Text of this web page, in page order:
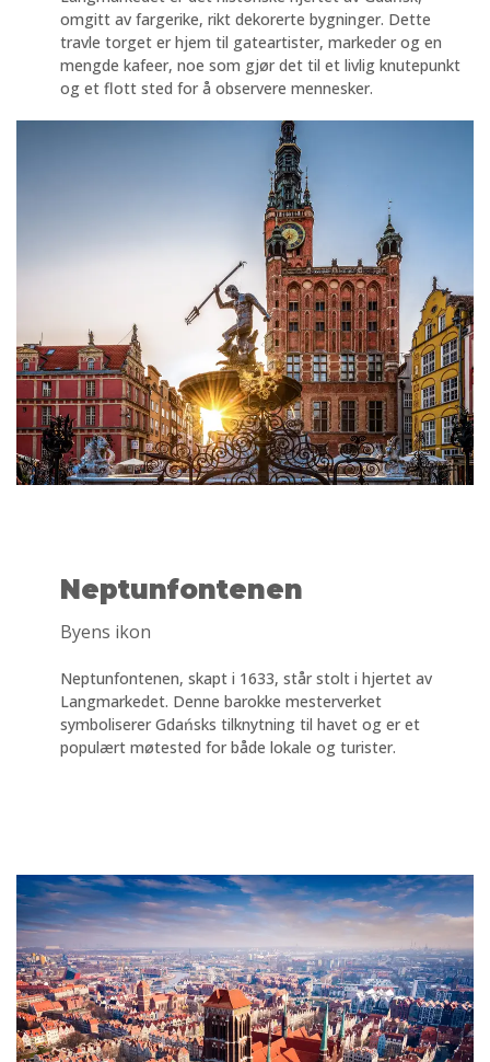
omgitt av fargerike, rikt dekorerte bygninger. Dette
travle torget er hjem til gateartister, markeder og en
mengde kafeer, noe som gjør det til et livlig knutepunkt
og et flott sted for å observere mennesker.
Neptunfontenen
Byens ikon
Neptunfontenen, skapt i 1633, står stolt i hjertet av
Langmarkedet. Denne barokke mesterverket
symboliserer Gdańsks tilknytning til havet og er et
populært møtested for både lokale og turister.